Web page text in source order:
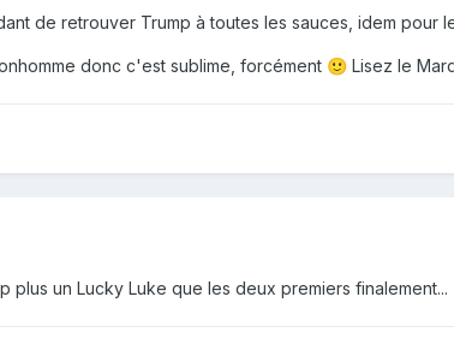
de retrouver Trump à toutes les sauces, idem pour
donc c'est sublime, forcément 🙂Lisez le
plus un Lucky Luke que les deux premiers finalement...